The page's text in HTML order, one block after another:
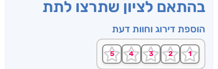
בהתאם לציון שתרצו לתת
הוספת דירוג וחוות דעת